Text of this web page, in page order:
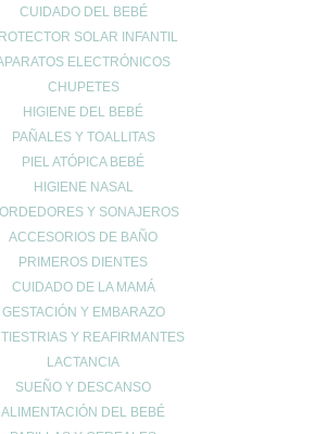
CUIDADO DEL BEBÉ
SOLAR INFANTIL
ELECTRÓNICOS
CHUPETES
HIGIENE DEL BEBÉ
PAÑALES Y TOALLITAS
PIEL ATÓPICA BEBÉ
HIGIENE NASAL
Y SONAJEROS
ACCESORIOS DE BAÑO
PRIMEROS DIENTES
CUIDADO DE LA MAMÁ
GESTACIÓN Y EMBARAZO
Y REAFIRMANTES
LACTANCIA
SUEÑO Y DESCANSO
ALIMENTACIÓN DEL BEBÉ
: neutralizan productos y toxinas expulsadas
mejorando los niveles de
de la flora intestinal.
boulardii: favorece el tratamiento de la
la diarrea del viajero y la diarrea en
D y E.
variedad de probióticos de farmacia
preguntar al
en cuenta nuestros propósitos, estado de
utilizarlos.